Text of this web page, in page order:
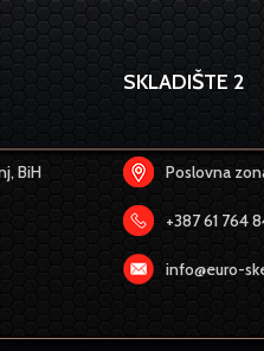
BiH
SKLADIŠTE 2
Poslovna
+387 61 764
info@euro-